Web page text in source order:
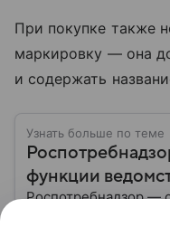
При покупке также
маркировку — она
и содержать
Узнать больше по теме
функции
Роспотребнадзор —